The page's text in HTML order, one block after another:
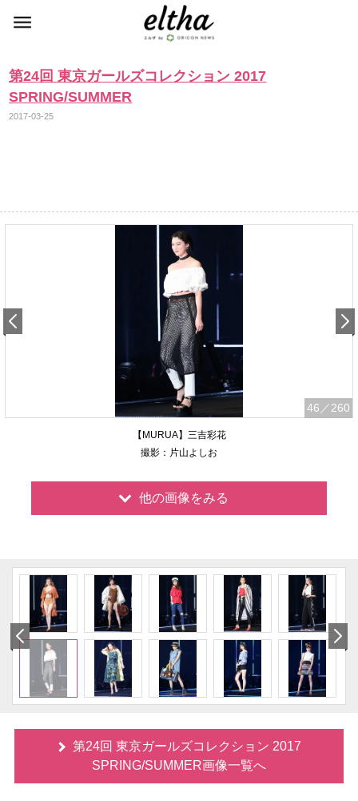
第24回 東京ガールズコレクション 2017
SPRING/SUMMER
2017-03-25
46 ／260
【MURUA】三吉彩花
撮影：片山よしお
他の画像をみる
第24回 東京ガールズコレクション 2017
SPRING/SUMMER画像一覧へ